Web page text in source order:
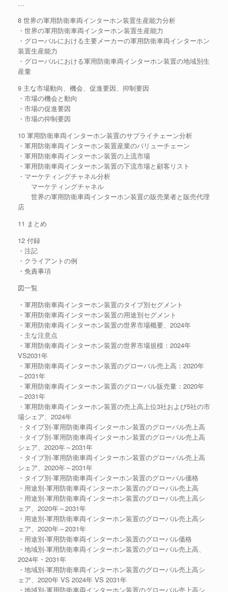
…
8 世界の軍用防衛車両インターホン装置生産能力分析
・世界の軍用防衛車両インターホン装置生産能力
・グローバルにおける主要メーカーの軍用防衛車両インターホン
装置生産能力
・グローバルにおける軍用防衛車両インターホン装置の地域別生
産量
9 主な市場動向、機会、促進要因、抑制要因
・市場の機会と動向
・市場の促進要因
・市場の抑制要因
10 軍用防衛車両インターホン装置のサプライチェーン分析
・軍用防衛車両インターホン装置産業のバリューチェーン
・軍用防衛車両インターホン装置の上流市場
・軍用防衛車両インターホン装置の下流市場と顧客リスト
・マーケティングチャネル分析
マーケティングチャネル
世界の軍用防衛車両インターホン装置の販売業者と販売代理
店
11 まとめ
12 付録
・注記
・クライアントの例
・免責事項
図一覧
・軍用防衛車両インターホン装置のタイプ別セグメント
・軍用防衛車両インターホン装置の用途別セグメント
・軍用防衛車両インターホン装置の世界市場概要、2024年
・主な注意点
・軍用防衛車両インターホン装置の世界市場規模：2024年
VS2031年
・軍用防衛車両インターホン装置のグローバル売上高：2020年
～2031年
・軍用防衛車両インターホン装置のグローバル販売量：2020年
～2031年
・軍用防衛車両インターホン装置の売上高上位3社および5社の市
場シェア、2024年
・タイプ別-軍用防衛車両インターホン装置のグローバル売上高
・タイプ別-軍用防衛車両インターホン装置のグローバル売上高
シェア、2020年～2031年
・タイプ別-軍用防衛車両インターホン装置のグローバル売上高
シェア、2020年～2031年
・タイプ別-軍用防衛車両インターホン装置のグローバル価格
・用途別-軍用防衛車両インターホン装置のグローバル売上高
・用途別-軍用防衛車両インターホン装置のグローバル売上高シ
ェア、2020年～2031年
・用途別-軍用防衛車両インターホン装置のグローバル売上高シ
ェア、2020年～2031年
・用途別-軍用防衛車両インターホン装置のグローバル価格
・地域別-軍用防衛車両インターホン装置のグローバル売上高、
2024年・2031年
・地域別-軍用防衛車両インターホン装置のグローバル売上高シ
ェア、2020年 VS 2024年 VS 2031年
・地域別-軍用防衛車両インターホン装置のグローバル売上高シ